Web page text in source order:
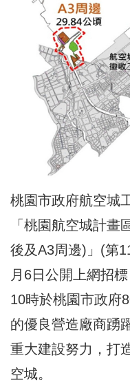
桃園市政府航空城
「桃園航空城計
後及A3周邊)」(第
月6日公開上網招
10時於桃園市政府
的優良營造廠商踴
重大建設努力，打
空城。